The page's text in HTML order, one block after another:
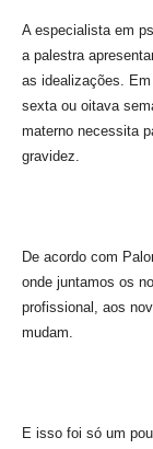
A especialista em
a palestra
as idealizações.
sexta ou oitava
materno necessita
gravidez.
De acordo com
onde juntamos os
profissional, aos
mudam.
E isso foi só um